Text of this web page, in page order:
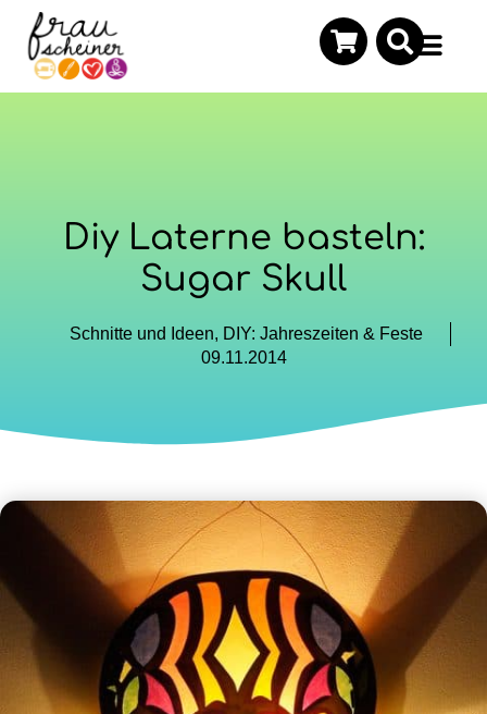
Diy Laterne basteln:
Sugar Skull
Schnitte und Ideen, DIY: Jahreszeiten & Feste
09.11.2014